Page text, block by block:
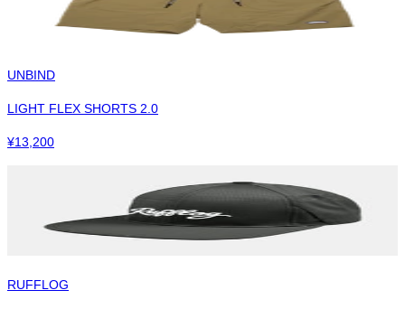
UNBIND
LIGHT FLEX SHORTS 2.0
¥13,200
RUFFLOG